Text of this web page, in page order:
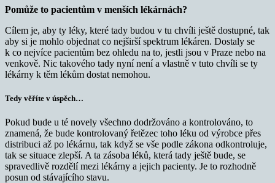
Pomůže to pacientům v menších lékárnách?
Cílem je, aby ty léky, které tady budou v tu chvíli ještě dostupné, tak
aby si je mohlo objednat co nejširší spektrum lékáren. Dostaly se
k co nejvíce pacientům bez ohledu na to, jestli jsou v Praze nebo na
venkově. Nic takového tady nyní není a vlastně v tuto chvíli se ty
lékárny k těm lékům dostat nemohou.
Tedy věříte v úspěch…
Pokud bude u té novely všechno dodržováno a kontrolováno, to
znamená, že bude kontrolovaný řetězec toho léku od výrobce přes
distribuci až po lékárnu, tak když se vše podle zákona odkontroluje,
tak se situace zlepší. A ta zásoba léků, která tady ještě bude, se
spravedlivě rozdělí mezi lékárny a jejich pacienty. Je to rozhodně
posun od stávajícího stavu.